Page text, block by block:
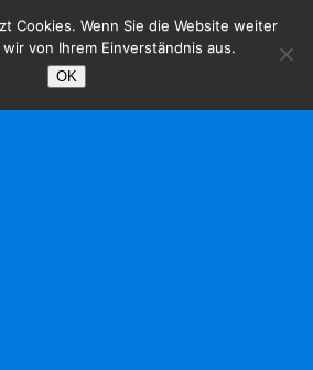
Cookies. Wenn Sie die Website weiter
von Ihrem Einverständnis aus.
OK